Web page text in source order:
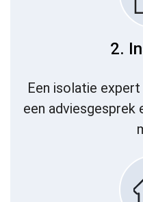
2.
Een isolatie
een